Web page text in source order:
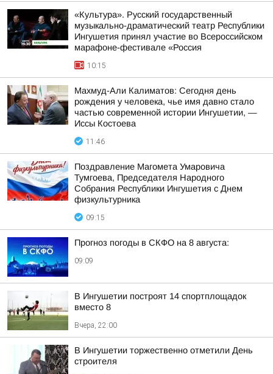
«Культура». Русский государственный
музыкально-драматический театр Республики
Ингушетия принял участие во Всероссийском
марафоне-фестивале «Россия
10:15
Махмуд-Али Калиматов: Сегодня день
рождения у человека, чье имя давно стало
частью современной истории Ингушетии, —
Иссы Костоева
11:46
Поздравление Магомета Умаровича
Тумгоева, Председателя Народного
Собрания Республики Ингушетия с Днем
физкультурника
09:15
Прогноз погоды в СКФО на 8 августа:
09:09
В Ингушетии построят 14 спортплощадок
вместо 8
Вчера, 22:00
В Ингушетии торжественно отметили День
строителя